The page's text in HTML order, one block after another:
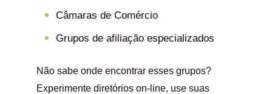
Câmaras de Comércio
Grupos de afiliação especializados
Não sabe onde encontrar esses grupos?
Experimente diretórios on-line, use suas